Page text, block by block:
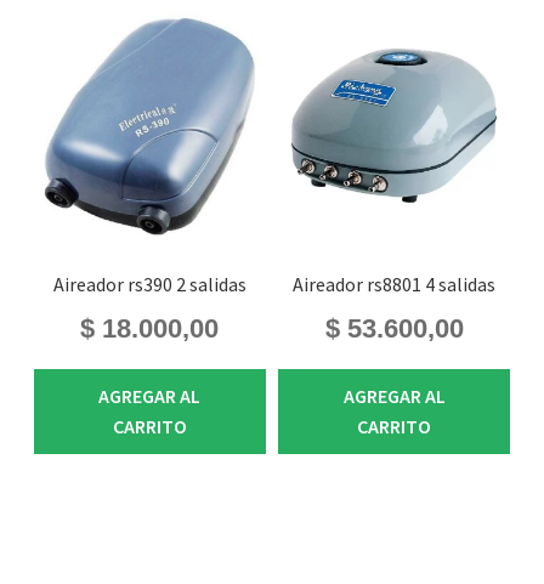
Aireador rs390 2 salidas
$ 18.000,00
AGREGAR AL
CARRITO
Aireador rs8801 4 salidas
$53.600,00
AGREGAR AL
CARRITO